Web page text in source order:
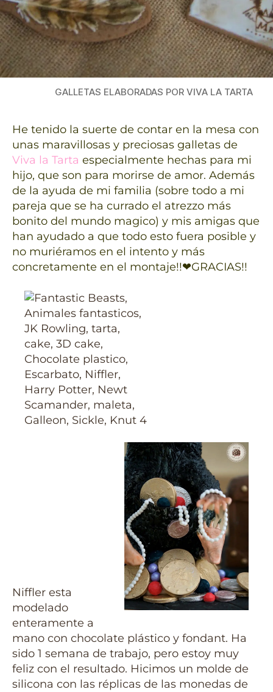
GALLETAS ELABORADAS POR VIVA LA TARTA
He tenido la suerte de contar en la mesa con
unas maravillosas y preciosas galletas de
Viva la Tarta especialmente hechas para mi
hijo, que son para morirse de amor. Además
de la ayuda de mi familia (sobre todo a mi
pareja que se ha currado el atrezzo más
bonito del mundo magico) y mis amigas que
han ayudado a que todo esto fuera posible y
no muriéramos en el intento y más
concretamente en el montaje!!❤GRACIAS!!
Niffler esta
modelado
enteramente a
mano con chocolate plástico y fondant. Ha
sido 1 semana de trabajo, pero estoy muy
feliz con el resultado. Hicimos un molde de
silicona con las réplicas de las monedas de